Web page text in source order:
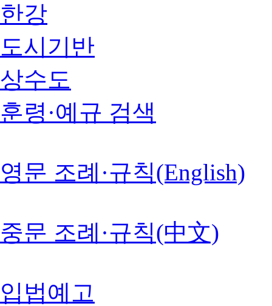
한강
도시기반
상수도
훈령·예규 검색
영문 조례·규칙(English)
중문 조례·규칙(中文)
입법예고